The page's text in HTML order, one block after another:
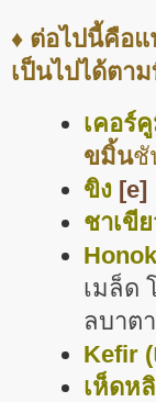
♦ ต่อไปนี้คือแ
เป็นไปได้ตา
เคอร์
ขมิ้นชั
ขิง [e]
ชาเขี
เมล็ด
ลบาต
Kefir
เห็ดห